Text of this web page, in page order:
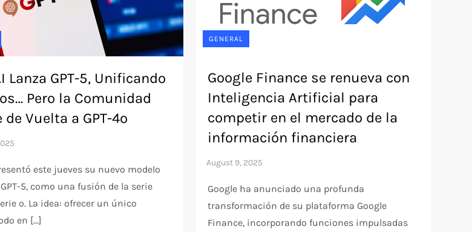
Lanza GPT-5, Unificando
Pero la Comunidad
de Vuelta a GPT-4o
este jueves su nuevo modelo
5, como una fusión de la serie
o. La idea: ofrecer un único
en […]
GENERAL
Google Finance se renueva con
Inteligencia Artificial para
competir en el mercado de la
información financiera
Google ha anunciado una profunda
transformación de su plataforma Google
Finance, incorporando funciones impulsadas